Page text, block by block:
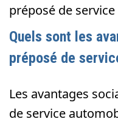
préposé de
Quels sont les
préposé de
Les avantages
de service